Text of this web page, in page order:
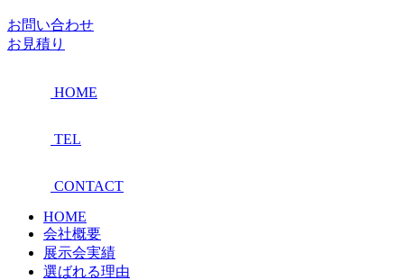
お問い合わせ
お見積り
HOME
TEL
CONTACT
HOME
会社概要
展示会実績
選ばれる理由